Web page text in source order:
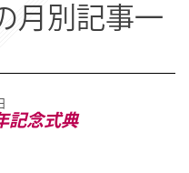
月別記事一
記念式典